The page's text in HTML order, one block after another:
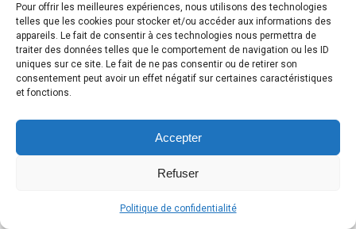
Pour offrir les meilleures expériences, nous utilisons des technologies
telles que les cookies pour stocker et/ou accéder aux informations des
appareils. Le fait de consentir à ces technologies nous permettra de
traiter des données telles que le comportement de navigation ou les ID
uniques sur ce site. Le fait de ne pas consentir ou de retirer son
consentement peut avoir un effet négatif sur certaines caractéristiques
et fonctions.
Accepter
Refuser
Politique de confidentialité
© Copyright Vive Le Roi 770 - Maintenance